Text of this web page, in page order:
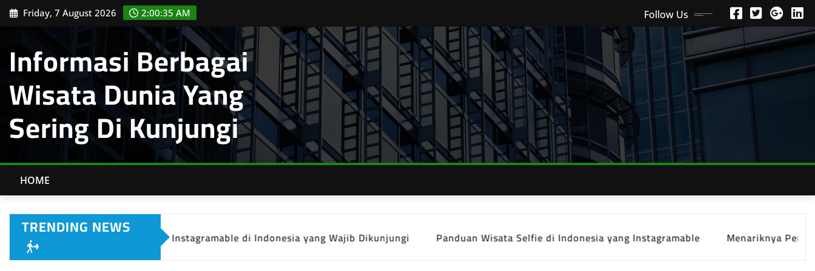
Skip Friday, 7 August 2026 2:00:36 AM Follow Us
Informasi Berbagai
Wisata Dunia Yang
Sering Di Kunjungi
HOME
TRENDING NEWS
10 Destinasi Wisata Instagramable di Indonesia yang Wajib Dikunjungi Panduan Wisata Selfie di Indonesia yang Instagramable Menariknya Pengalaman